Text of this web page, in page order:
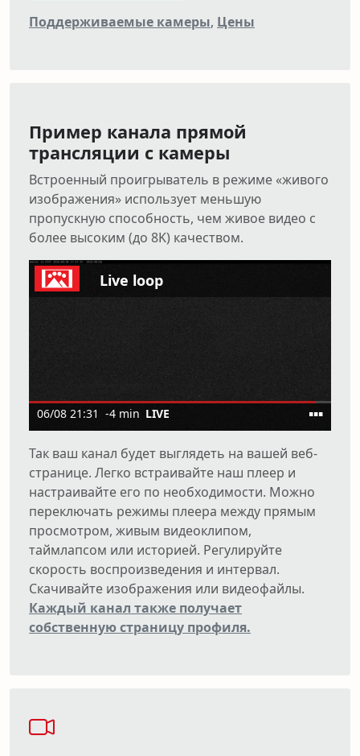
Поддерживаемые камеры, Цены
Пример канала прямой
трансляции с камеры
Встроенный проигрыватель в режиме «живого
изображения» использует меньшую
пропускную способность, чем живое видео с
более высоким (до 8K) качеством.
Так ваш канал будет выглядеть на вашей веб-
странице. Легко встраивайте наш плеер и
настраивайте его по необходимости. Можно
переключать режимы плеера между прямым
просмотром, живым видеоклипом,
таймлапсом или историей. Регулируйте
скорость воспроизведения и интервал.
Скачивайте изображения или видеофайлы.
Каждый канал также получает
собственную страницу профиля.